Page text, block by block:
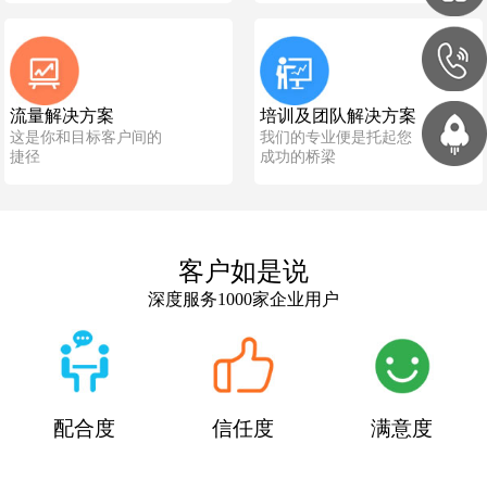
流量解决方案
这是你和目标客户间的
捷径
培训及团队解决方案
我们的专业便是托起您
成功的桥梁
客户如是说
深度服务1000家企业用户
配合度 信任度 满意度